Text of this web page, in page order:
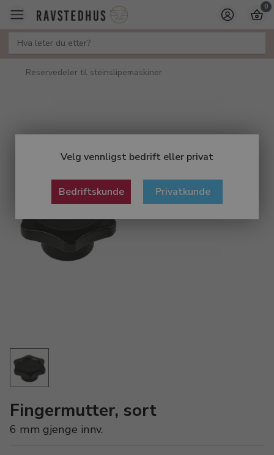
Velg vennligst bedrift eller privat
Bedriftskunde Privatkunde
0
Reservedeler til steinslipemaskiner
Fingermutter, sort
6 mm gjenge innv.